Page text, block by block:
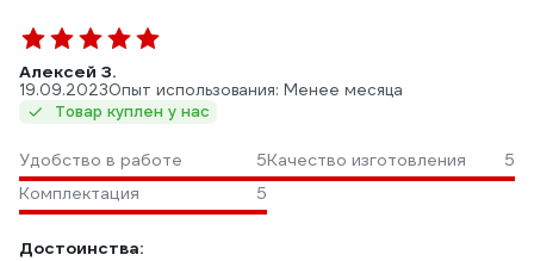
Алексей З.
19.09.2023Опыт использования: Менее месяца
Товар куплен у нас
Удобство в работе 5Качество изготовления
5
Комплектация
5
Достоинства: